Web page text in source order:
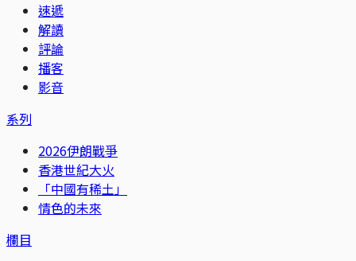
速遞
解讀
評論
播客
影音
系列
2026伊朗戰爭
香港世紀大火
「中國有稀土」
情色的未來
欄目